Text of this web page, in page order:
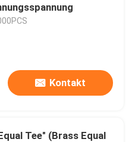
Kontakt
Tee" (Brass Equal